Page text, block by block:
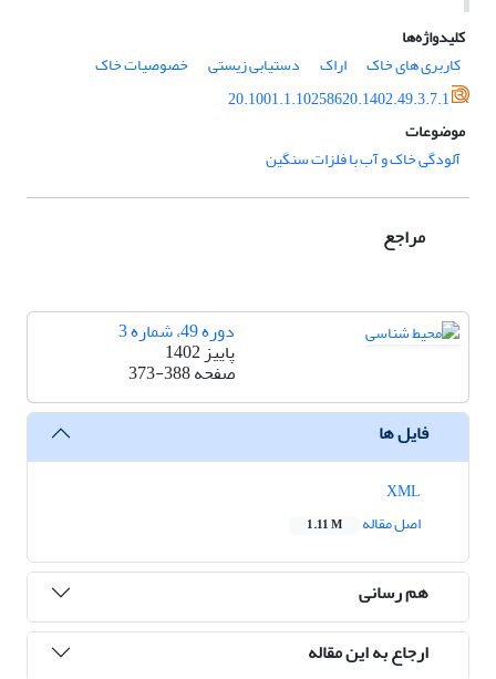
کلیدواژه‌ها
کاربری های خاک
اراک دستیابی زیستی
خصوصیات خاک
20.1001.1.10258620.1402.49.3.7.1
موضوعات
آلودگی خاک و آب با فلزات سنگین
مراجع
دوره 49، شماره 3
پاییز 1402
صفحه373-388
فایل ها
اصل مقاله
1.11 M
هم رسانی
ارجاع به این مقاله